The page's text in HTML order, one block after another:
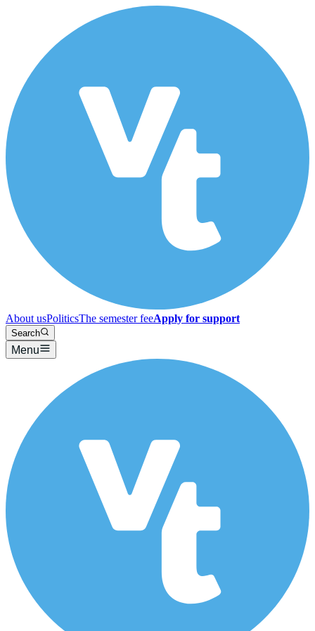
About usPoliticsThe semester feeApply for support
Search
Menu